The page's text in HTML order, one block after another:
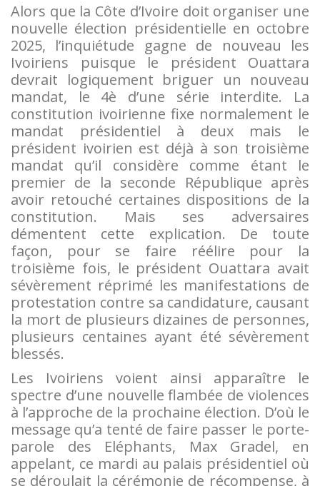
Alors que la Côte d’Ivoire doit organiser une
nouvelle élection présidentielle en octobre
2025, l’inquiétude gagne de nouveau les
Ivoiriens puisque le président Ouattara
devrait logiquement briguer un nouveau
mandat, le 4è d’une série interdite. La
constitution ivoirienne fixe normalement le
mandat présidentiel à deux mais le
président ivoirien est déjà à son troisième
mandat qu’il considère comme étant le
premier de la seconde République après
avoir retouché certaines dispositions de la
constitution. Mais ses adversaires
démentent cette explication. De toute
façon, pour se faire réélire pour la
troisième fois, le président Ouattara avait
sévèrement réprimé les manifestations de
protestation contre sa candidature, causant
la mort de plusieurs dizaines de personnes,
plusieurs centaines ayant été sévèrement
blessés.
Les Ivoiriens voient ainsi apparaître le
spectre d’une nouvelle flambée de violences
à l’approche de la prochaine élection. D’où le
message qu’a tenté de faire passer le porte-
parole des Eléphants, Max Gradel, en
appelant, ce mardi au palais présidentiel où
se déroulait la cérémonie de récompense, à